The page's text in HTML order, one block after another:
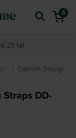
0
25 lat
Danish Design
DD-